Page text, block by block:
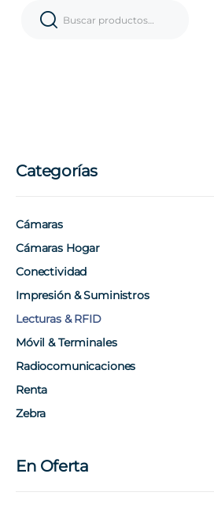
Categorías
Cámaras
Cámaras Hogar
Conectividad
Impresión & Suministros
Lecturas & RFID
Móvil & Terminales
Radiocomunicaciones
Renta
Zebra
En Oferta